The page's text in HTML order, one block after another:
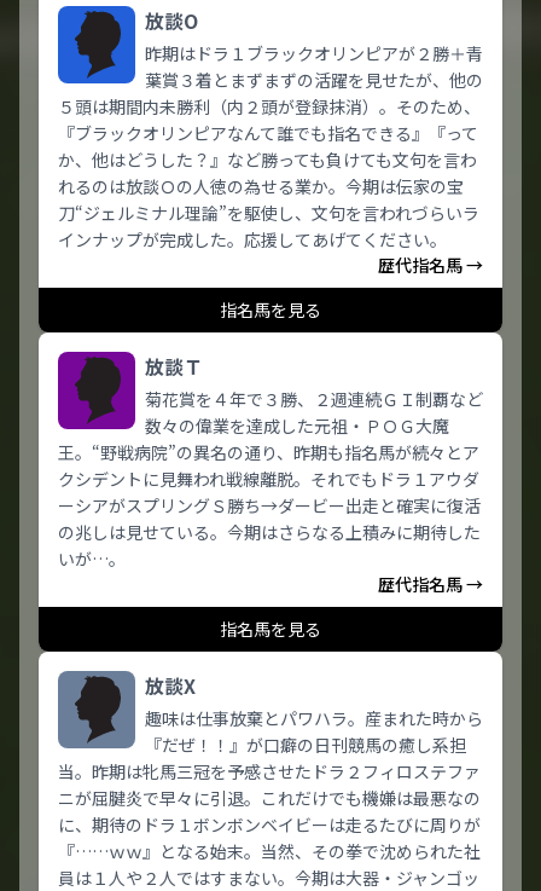
放談O
昨期はドラ１ブラックオリンピアが２勝＋青
葉賞３着とまずまずの活躍を見せたが、他の
５頭は期間内未勝利（内２頭が登録抹消）。そのため、
『ブラックオリンピアなんて誰でも指名できる』『って
か、他はどうした？』など勝っても負けても文句を言わ
れるのは放談Ｏの人徳の為せる業か。今期は伝家の宝
刀“ジェルミナル理論”を駆使し、文句を言われづらいラ
インナップが完成した。応援してあげてください。
歴代指名馬 →
指名馬を見る
放談Ｔ
菊花賞を４年で３勝、２週連続ＧＩ制覇など
数々の偉業を達成した元祖・ＰＯＧ大魔
王。“野戦病院”の異名の通り、昨期も指名馬が続々とア
クシデントに見舞われ戦線離脱。それでもドラ１アウダ
ーシアがスプリングＳ勝ち→ダービー出走と確実に復活
の兆しは見せている。今期はさらなる上積みに期待した
いが…。
歴代指名馬 →
指名馬を見る
放談X
趣味は仕事放棄とパワハラ。産まれた時から
『だぜ！！』が口癖の日刊競馬の癒し系担
当。昨期は牝馬三冠を予感させたドラ２フィロステファ
ニが屈腱炎で早々に引退。これだけでも機嫌は最悪なの
に、期待のドラ１ボンボンベイビーは走るたびに周りが
『……ｗｗ』となる始末。当然、その拳で沈められた社
員は１人や２人ではすまない。今期は大器・ジャンゴッ